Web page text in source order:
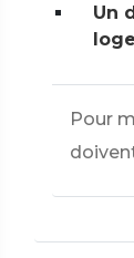
Un
Pour